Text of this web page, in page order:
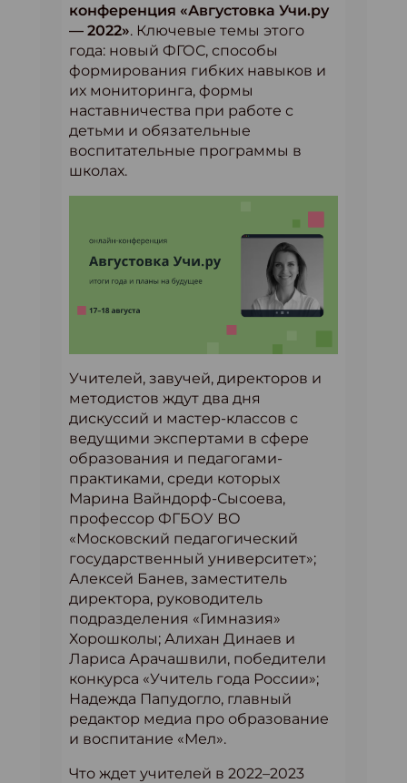
конференция «Августовка Учи.ру
— 2022». Ключевые темы этого
года: новый ФГОС, способы
формирования гибких навыков и
их мониторинга, формы
наставничества при работе с
детьми и обязательные
воспитательные программы в
школах.
Учителей, завучей, директоров и
методистов ждут два дня
дискуссий и мастер-классов с
ведущими экспертами в сфере
образования и педагогами-
практиками, среди которых
Марина Вайндорф-Сысоева,
профессор ФГБОУ ВО
«Московский педагогический
государственный университет»;
Алексей Банев, заместитель
директора, руководитель
подразделения «Гимназия»
Хорошколы; Алихан Динаев и
Лариса Арачашвили, победители
конкурса «Учитель года России»;
Надежда Папудогло, главный
редактор медиа про образование
и воспитание «Мел».
Что ждет учителей в 2022–2023